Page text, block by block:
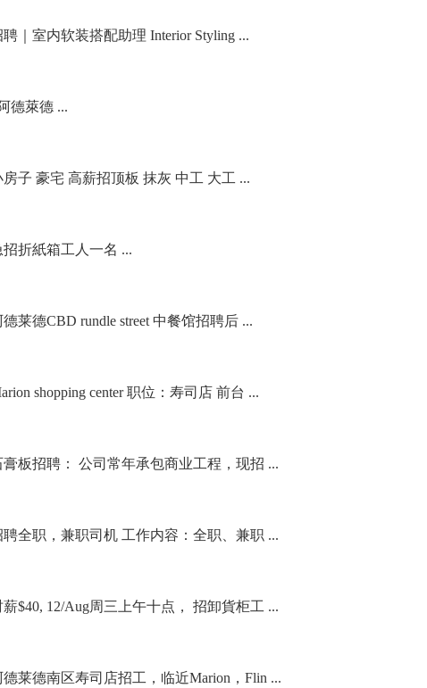
聘｜室内软装搭配助理 Interior Styling ...
德萊德 ...
房子 豪宅 高薪招顶板 抹灰 中工 大工 ...
招折紙箱工人一名 ...
德莱德CBD rundle street 中餐馆招聘后 ...
shopping center 职位：寿司店 前台 ...
膏板招聘： 公司常年承包商业工程，现招 ...
聘全职，兼职司机 工作内容：全职、兼职 ...
薪$40, 12/Aug周三上午十点， 招卸貨柜工 ...
德莱德南区寿司店招工，临近Marion，Flin ...